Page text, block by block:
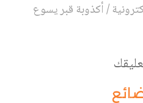
/أكذوبة قبر يسوع